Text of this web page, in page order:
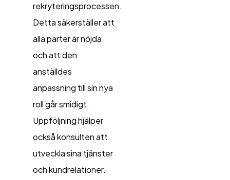
rekryteringsprocessen.
Detta säkerställer att
alla parter är nöjda
och att den
anställdes
anpassning till sin nya
roll går smidigt.
Uppföljning hjälper
också konsulten att
utveckla sina tjänster
och kundrelationer.